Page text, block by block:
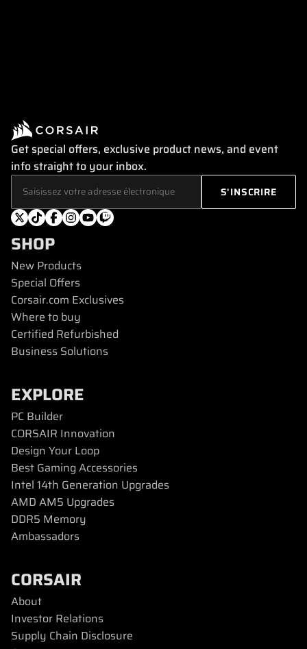
Get special offers, exclusive product news, and event
info straight to your inbox.
SHOP
New Products
Special Offers
Corsair.com Exclusives
Where to buy
Certified Refurbished
Business Solutions
EXPLORE
PC Builder
CORSAIR Innovation
Design Your Loop
Best Gaming Accessories
Intel 14th Generation Upgrades
AMD AM5 Upgrades
DDR5 Memory
Ambassadors
CORSAIR
About
Investor Relations
Supply Chain Disclosure